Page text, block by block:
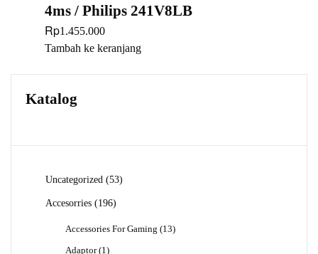
4ms / Philips 241V8LB
Rp1.455.000
Tambah ke keranjang
Katalog
Uncategorized 5353
Accesorries
196196
Accessories For Gaming 1313
Adaptor 1 1